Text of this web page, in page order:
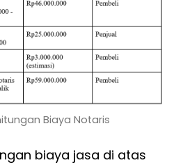
Biaya Notaris
biaya jasa di atas